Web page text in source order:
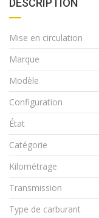
DESCRIPTION
Mise en circulation
Marque
Modèle
Configuration
État
Catégorie
Kilométrage
Transmission
Type de carburant